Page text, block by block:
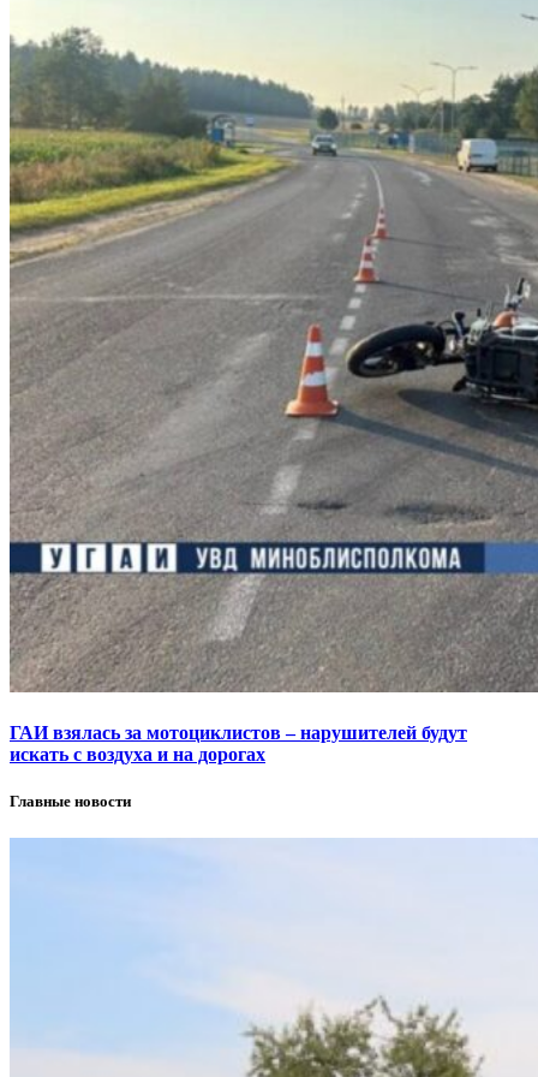
ГАИ взялась за мотоциклистов – нарушителей будут
искать с воздуха и на дорогах
Главные новости